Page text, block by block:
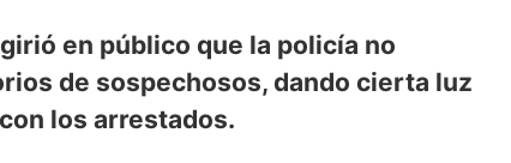
en público que la policía no
de sospechosos, dando cierta luz
los arrestados.